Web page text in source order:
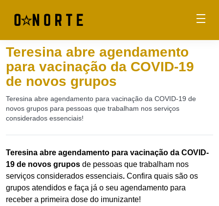
Teresina abre agendamento
para vacinação da COVID-19
de novos grupos
Teresina abre agendamento para vacinação da COVID-19 de
novos grupos para pessoas que trabalham nos serviços
considerados essenciais!
Teresina abre agendamento para vacinação da COVID-
19 de novos grupos de pessoas que trabalham nos
serviços considerados essenciais. Confira quais são os
grupos atendidos e faça já o seu agendamento para
receber a primeira dose do imunizante!